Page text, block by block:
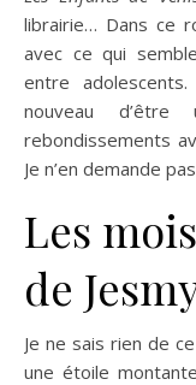
librairie… Dans ce
avec ce qui
entre
nouveau
rebondissements
Je n’en demande
Les
de
Je ne sais rien de
une étoile